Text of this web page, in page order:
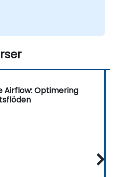
Airflow: Optimering